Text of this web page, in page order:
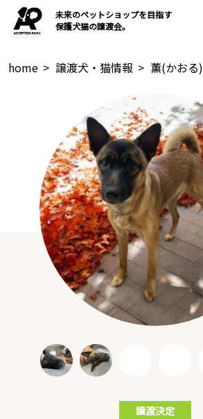
未来のペットショップを目指す
保護犬猫の譲渡会。
home > 譲渡犬・猫情報 > 薫(かおる)
譲渡決定